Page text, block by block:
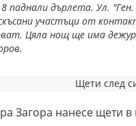
паднали дърлета. Ул.
участъци от
Цяла нощ ще има
Загора нанесе щети в